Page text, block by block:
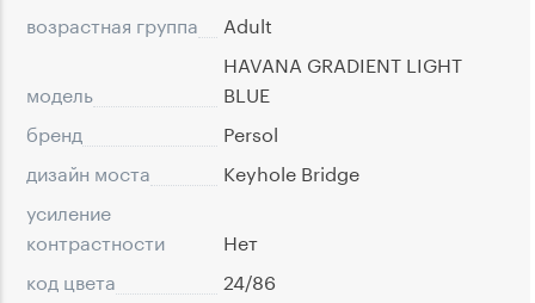
возрастная группа
Adult
модель
HAVANA GRADIENT LIGHT
BLUE
бренд
Persol
дизайн моста
Keyhole Bridge
усиление
контрастности
Нет
код цвета
24/86